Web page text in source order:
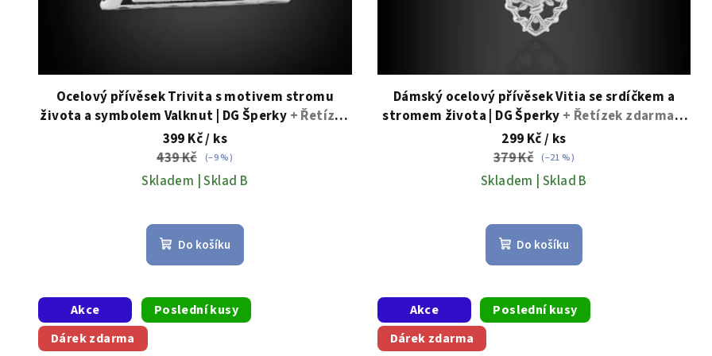
ů
Ocelový přívěsek Trivita s motivem stromu
života a symbolem Valknut | DG Šperky + Řetízek
zdarma + Doprava zdarma + Dárkové balení
zdarma
399 Kč/ ks
439 Kč (–9 %)
Skladem | Sklad B
Do košíku
Dámský ocelový přívěsek Vitia se srdíčkem a
stromem života | DG Šperky + Řetízek zdarma +
Doprava zdarma + Dárkové balení zdarma
299 Kč/ ks
379 Kč (–21 %)
Skladem | Sklad B
Do košíku
Akce
Poslední kusy
Dárek zdarma
Akce
Poslední kusy
Dárek zdarma